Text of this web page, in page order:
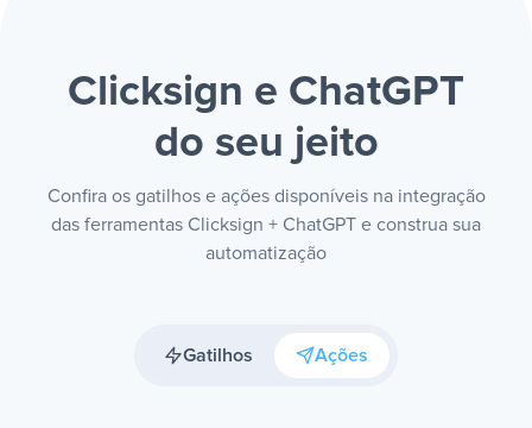
Clicksign e ChatGPT
do seu jeito
Confira os gatilhos e ações disponíveis na integração
das ferramentas Clicksign + ChatGPT e construa sua
automatização
Gatilhos Ações